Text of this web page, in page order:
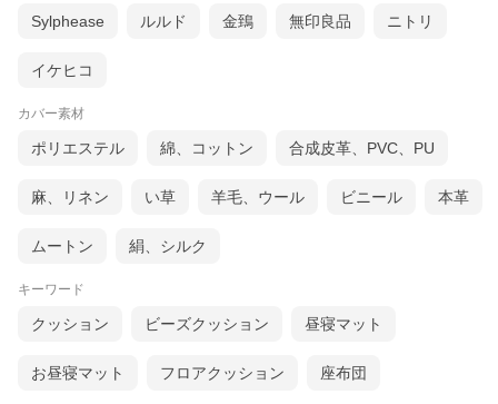
Sylphease ルルド 金鵄 無印良品 ニトリ
イケヒコ
カバー素材
ポリエステル 綿、コットン 合成皮革、PVC、PU
麻、リネン い草 羊毛、ウール ビニール 本革
ムートン 絹、シルク
キーワード
クッション ビーズクッション 昼寝マット
お昼寝マット フロアクッション 座布団